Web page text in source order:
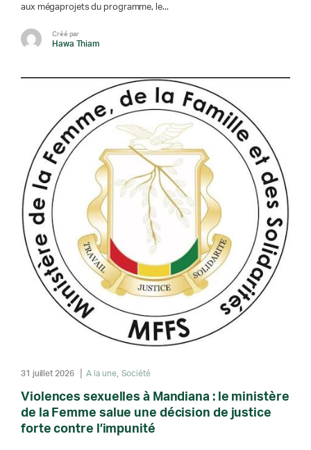
aux mégaprojets du programme, le...
Créé par
Hawa Thiam
31 juillet 2026 A la une Société
Violences sexuelles à Mandiana : le ministère
de la Femme salue une décision de justice
forte contre l’impunité